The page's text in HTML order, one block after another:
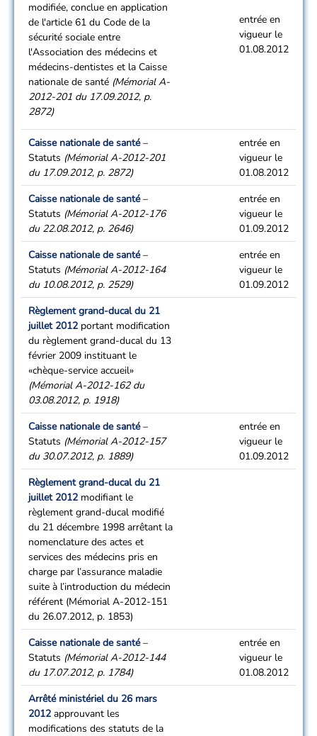
modifiée, conclue en application
de l'article 61 du Code de la
sécurité sociale entre
l'Association des médecins et
médecins-dentistes et la Caisse
nationale de santé (Mémorial A-
2012-201 du 17.09.2012, p.
2872)
entrée en
vigueur le
01.08.2012
Caisse nationale de santé–
Statuts (Mémorial A-2012-201
du 17.09.2012, p. 2872)
entrée en
vigueur le
01.08.2012
Caisse nationale de santé–
Statuts (Mémorial A-2012-176
du 22.08.2012, p. 2646)
entrée en
vigueur le
01.09.2012
Caisse nationale de santé–
Statuts (Mémorial A-2012-164
du 10.08.2012, p. 2529)
entrée en
vigueur le
01.09.2012
Règlement grand-ducal du 21
juillet 2012 portant modification
du règlement grand-ducal du 13
février 2009 instituant le
«chèque-service accueil»
(Mémorial A-2012-162 du
03.08.2012, p. 1918)
Caisse nationale de santé–
Statuts (Mémorial A-2012-157
du 30.07.2012, p. 1889)
entrée en
vigueur le
01.09.2012
Règlement grand-ducal du 21
juillet 2012 modifiant le
règlement grand-ducal modifié
du 21 décembre 1998 arrêtant la
nomenclature des actes et
services des médecins pris en
charge par l’assurance maladie
suite à l’introduction du médecin
référent (Mémorial A-2012-151
du 26.07.2012, p. 1853)
Caisse nationale de santé–
Statuts (Mémorial A-2012-144
du 17.07.2012, p. 1784)
entrée en
vigueur le
01.08.2012
Arrêté ministériel du 26 mars
2012 approuvant les
modifications des statuts de la